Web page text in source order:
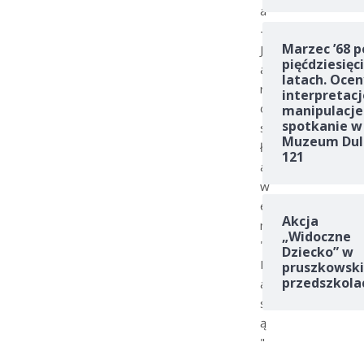
a
-
J
a
r
o
s
ł
a
w
e
m
"
M
a
s
ą
"
Marzec ’68
latach.
spotkanie w
Muzeum
121
Akcja
„Widoczne
Dziecko” w